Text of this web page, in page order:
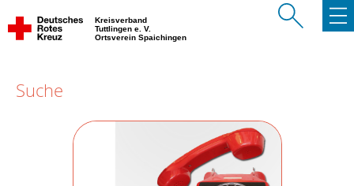
Kreisverband
Tuttlingen e. V.
Ortsverein Spaichingen
Suche